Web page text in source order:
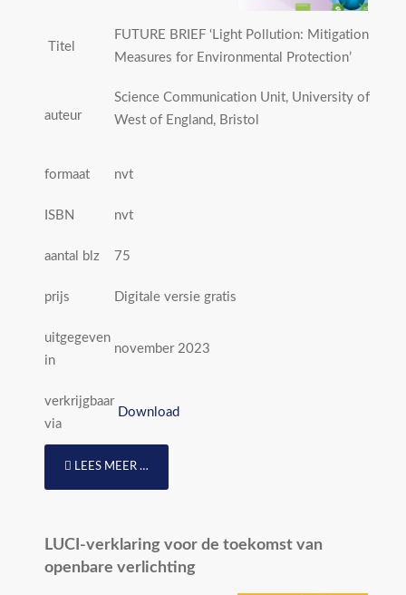
Titel
FUTURE BRIEF ‘Light Pollution: Mitigation
Measures for Environmental Protection’
auteur
Science Communication Unit, University of the
West of England, Bristol
formaat nvt
ISBN nvt
aantal blz 75
prijs Digitale versie gratis
uitgegeven
in
november 2023
verkrijgbaar
via
Download
LEES MEER …
LUCI-verklaring voor de toekomst van
openbare verlichting